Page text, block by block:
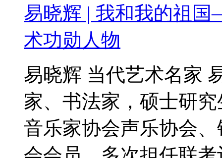
易晓辉 | 我和我的祖
术功勋人物
易晓辉 当代艺术名家
家、书法家，硕士研
音乐家协会声乐协会